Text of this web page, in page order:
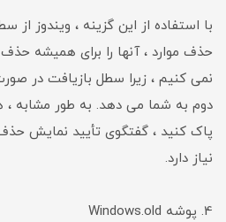
با استفاده از این گزینه ، ویندوز از
حذف موارد ، آنها را برای همیشه
نمی کنیم ، زیرا سطل بازیافت در
دوم به شما می دهد. به طور مشابه ،
پاک کنید ، گفتگوی تأیید نمایش
نیاز دارد.
4. پوشه Windows.old